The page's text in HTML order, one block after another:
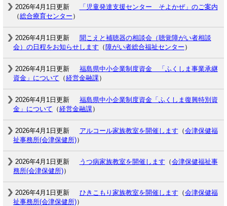
2026年4月1日更新
「児童発達支援センター そよかぜ」のご案内
（総合療育センター ）
2026年4月1日更新
聞こえと補聴器の相談会（聴覚障がい者相談
会）の日程をお知らせします （ 障がい者総合福祉センター ）
2026年4月1日更新
福島県中小企業制度資金 「ふくしま事業承継
資金」について （経営金融課）
2026年4月1日更新
福島県中小企業制度資金「ふくしま復興特別資
金」について （経営金融課）
2026年4月1日更新 アルコール家族教室を開催します （会津保健福
祉事務所(会津保健所)）
2026年4月1日更新 うつ病家族教室を開催します （会津保健福祉事
務所(会津保健所)）
2026年4月1日更新 ひきこもり家族教室を開催します （会津保健福
祉事務所(会津保健所)）